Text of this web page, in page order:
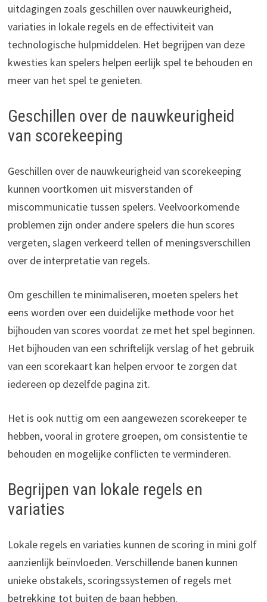
uitdagingen zoals geschillen over nauwkeurigheid,
variaties in lokale regels en de effectiviteit van
technologische hulpmiddelen. Het begrijpen van deze
kwesties kan spelers helpen eerlijk spel te behouden en
meer van het spel te genieten.
Geschillen over de nauwkeurigheid
van scorekeeping
Geschillen over de nauwkeurigheid van scorekeeping
kunnen voortkomen uit misverstanden of
miscommunicatie tussen spelers. Veelvoorkomende
problemen zijn onder andere spelers die hun scores
vergeten, slagen verkeerd tellen of meningsverschillen
over de interpretatie van regels.
Om geschillen te minimaliseren, moeten spelers het
eens worden over een duidelijke methode voor het
bijhouden van scores voordat ze met het spel beginnen.
Het bijhouden van een schriftelijk verslag of het gebruik
van een scorekaart kan helpen ervoor te zorgen dat
iedereen op dezelfde pagina zit.
Het is ook nuttig om een aangewezen scorekeeper te
hebben, vooral in grotere groepen, om consistentie te
behouden en mogelijke conflicten te verminderen.
Begrijpen van lokale regels en
variaties
Lokale regels en variaties kunnen de scoring in mini golf
aanzienlijk beïnvloeden. Verschillende banen kunnen
unieke obstakels, scoringssystemen of regels met
betrekking tot buiten de baan hebben.